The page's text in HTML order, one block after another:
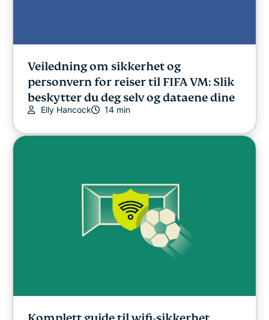
Veiledning om sikkerhet og
personvern for reiser til FIFA VM: Slik
beskytter du deg selv og dataene dine
Elly Hancock 14 min